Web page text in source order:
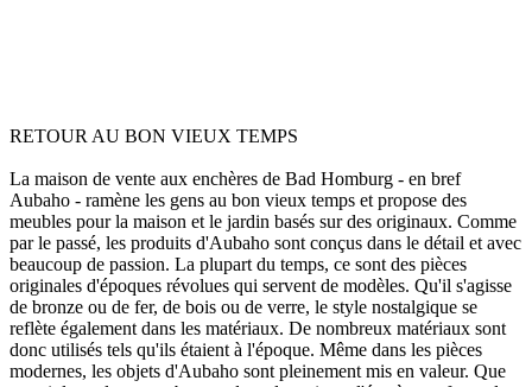
RETOUR AU BON VIEUX TEMPS
La maison de vente aux enchères de Bad Homburg - en bref
Aubaho - ramène les gens au bon vieux temps et propose des
meubles pour la maison et le jardin basés sur des originaux. Comme
par le passé, les produits d'Aubaho sont conçus dans le détail et avec
beaucoup de passion. La plupart du temps, ce sont des pièces
originales d'époques révolues qui servent de modèles. Qu'il s'agisse
de bronze ou de fer, de bois ou de verre, le style nostalgique se
reflète également dans les matériaux. De nombreux matériaux sont
donc utilisés tels qu'ils étaient à l'époque. Même dans les pièces
modernes, les objets d'Aubaho sont pleinement mis en valeur. Que